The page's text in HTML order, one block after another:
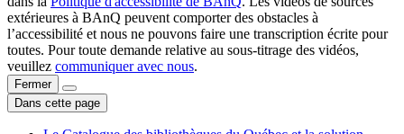
extérieures à BAnQ peuvent comporter des obstacles à
l’accessibilité et nous ne pouvons faire une transcription écrite pour
toutes. Pour toute demande relative au sous-titrage des vidéos,
veuillez communiquer avec nous.
Fermer
Dans cette page